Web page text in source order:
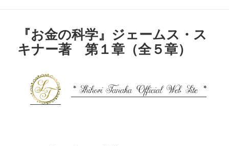
『お金の科学』ジェームス・ス
キナー著 第１章（全５章）